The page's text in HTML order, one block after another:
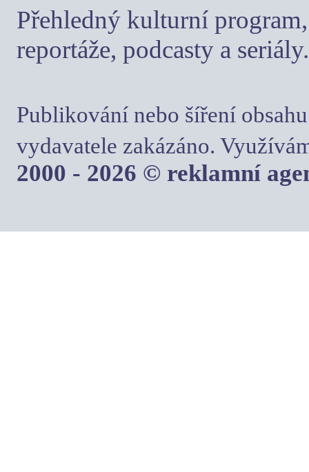
Přehledný kulturní
reportáže, podcasty a seriály.
Publikování nebo šíření
vydavatele zakázáno.
2000 - 2026 © reklamní